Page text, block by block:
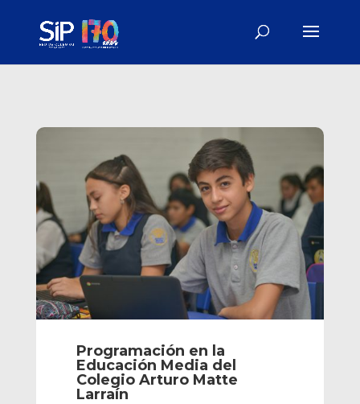
Programación en la
Educación Media del
Colegio Arturo Matte
Larraín